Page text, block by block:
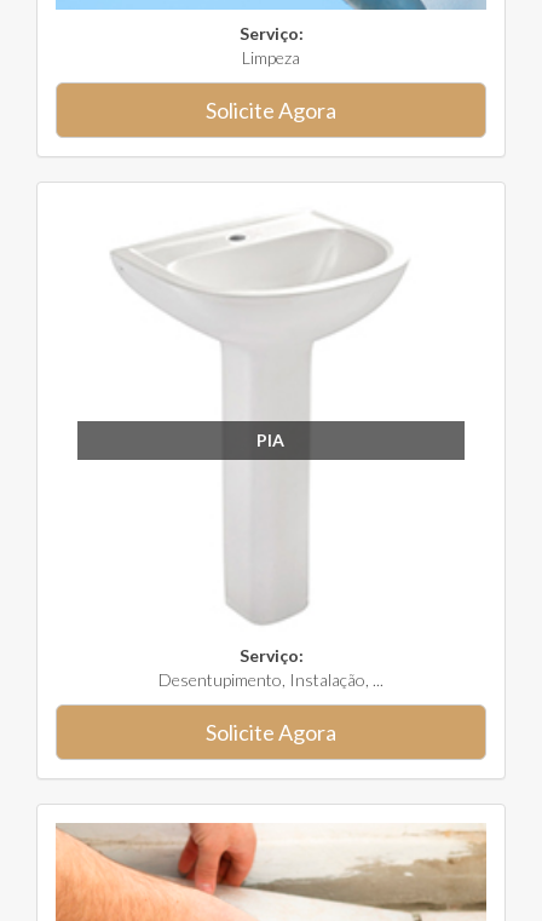
Serviço:
Limpeza
Solicite Agora
PIA
Serviço:
Desentupimento, Instalação, ...
Solicite Agora